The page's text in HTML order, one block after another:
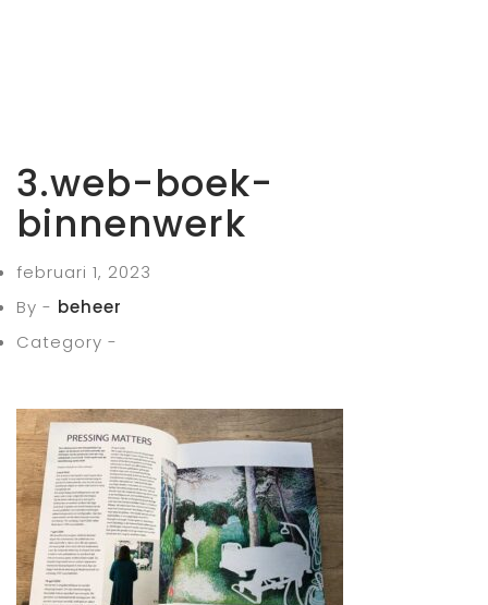
3.web-boek-
binnenwerk
februari 1, 2023
By - beheer
Category -